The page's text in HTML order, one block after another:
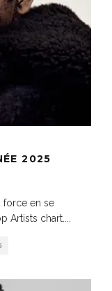
2025
force en se
Artists chart.